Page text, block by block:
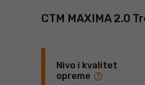
CTM MAXIMA 2.0
Nivo i kvalitet
opreme help